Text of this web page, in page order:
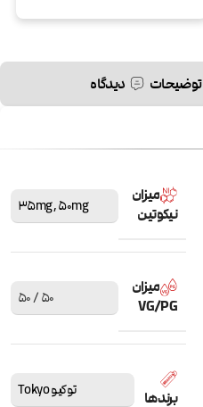
توضیحات دیدگاه
میزان
نیکوتین
35mg,50mg
میزان
VG/PG
50 / 50
برندها توکیو Tokyo